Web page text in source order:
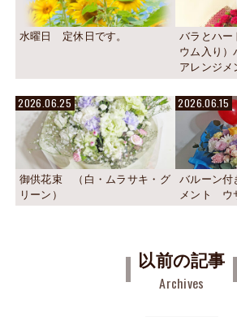
水曜日 定休日です。
バラとハー
ウム入り）
アレンジメ
2026.06.25
御供花束 （白・ムラサキ・グ
リーン）
2026.06.15
バルーン付
メント ウ
以前の記事
Archives